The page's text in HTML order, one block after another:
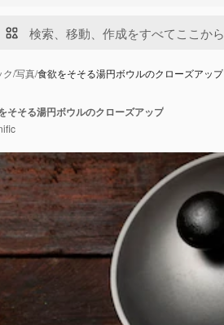
/写真/食欲をそそる湯円ボウルのクローズアップ
そそる湯円ボウルのクローズアップ